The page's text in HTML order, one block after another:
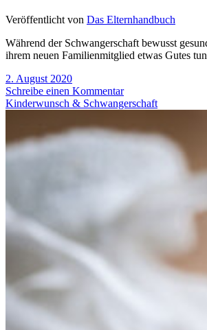
Veröffentlicht von Das Elternhandbuch
Während der Schwangerschaft bewusst
ihrem neuen Familienmitglied etwas Gutes
2. August 2020
Schreibe einen Kommentar
Kinderwunsch & Schwangerschaft